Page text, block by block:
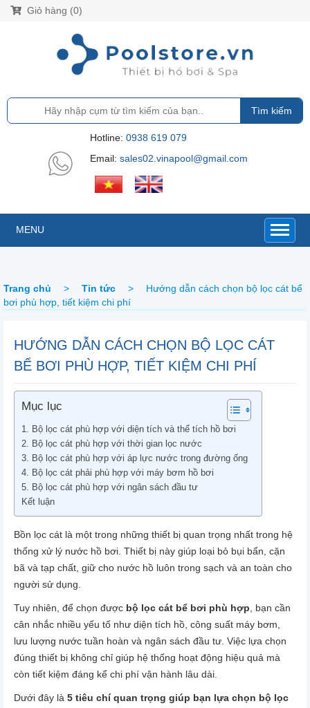
Giỏ hàng (0)
Tìm kiếm
Hotline: 0938 619 079
Email: sales02.vinapool@gmail.com
MENU
Trang chủ > Tin tức >
Hướng dẫn cách chọn bộ lọc cát bể
bơi phù hợp, tiết kiệm chi phí
HƯỚNG DẪN CÁCH CHỌN BỘ LỌC CÁT
BỂ BƠI PHÙ HỢP, TIẾT KIỆM CHI PHÍ
Mục lục
1. Bộ lọc cát phù hợp với diện tích và thể tích hồ bơi
2. Bộ lọc cát phù hợp với thời gian lọc nước
3. Bộ lọc cát phù hợp với áp lực nước trong đường ống
4. Bộ lọc cát phải phù hợp với máy bơm hồ bơi
5. Bộ lọc cát phù hợp với ngân sách đầu tư
Kết luận
Bồn lọc cát là một trong những thiết bị quan trọng nhất trong hệ
thống xử lý nước hồ bơi. Thiết bị này giúp loại bỏ bụi bẩn, cặn
bã và tạp chất, giữ cho nước hồ luôn trong sạch và an toàn cho
người sử dụng.
Tuy nhiên, để chọn được bộ lọc cát bể bơi phù hợp , bạn cần
cân nhắc nhiều yếu tố như diện tích hồ, công suất máy bơm,
lưu lượng nước tuần hoàn và ngân sách đầu tư. Việc lựa chọn
đúng thiết bị không chỉ giúp hệ thống hoạt động hiệu quả mà
còn tiết kiệm đáng kể chi phí vận hành lâu dài.
Dưới đây là 5 tiêu chí quan trọng giúp bạn lựa chọn bộ lọc